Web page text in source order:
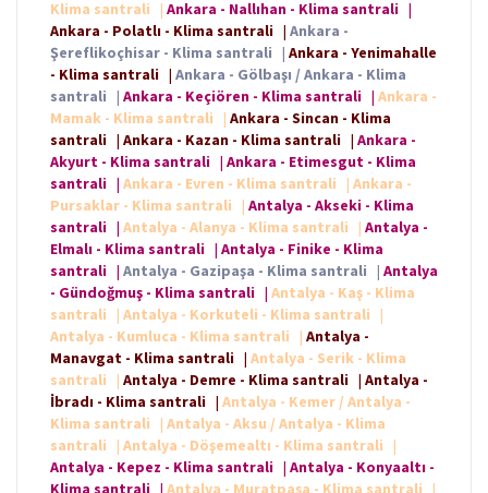
Klima santrali | Ankara - Nallıhan - Klima santrali |
Ankara - Polatlı - Klima santrali | Ankara -
Şereflikoçhisar - Klima santrali | Ankara - Yenimahalle
- Klima santrali | Ankara - Gölbaşı / Ankara - Klima
santrali | Ankara - Keçiören - Klima santrali | Ankara -
Mamak - Klima santrali | Ankara - Sincan - Klima
santrali | Ankara - Kazan - Klima santrali | Ankara -
Akyurt - Klima santrali | Ankara - Etimesgut - Klima
santrali | Ankara - Evren - Klima santrali | Ankara -
Pursaklar - Klima santrali | Antalya - Akseki - Klima
santrali | Antalya - Alanya - Klima santrali | Antalya -
Elmalı - Klima santrali | Antalya - Finike - Klima
santrali | Antalya - Gazipaşa - Klima santrali | Antalya
- Gündoğmuş - Klima santrali | Antalya - Kaş - Klima
santrali | Antalya - Korkuteli - Klima santrali |
Antalya - Kumluca - Klima santrali | Antalya -
Manavgat - Klima santrali | Antalya - Serik - Klima
santrali | Antalya - Demre - Klima santrali | Antalya -
İbradı - Klima santrali | Antalya - Kemer / Antalya -
Klima santrali | Antalya - Aksu / Antalya - Klima
santrali | Antalya - Döşemealtı - Klima santrali |
Antalya - Kepez - Klima santrali | Antalya - Konyaaltı -
Klima santrali | Antalya - Muratpaşa - Klima santrali |